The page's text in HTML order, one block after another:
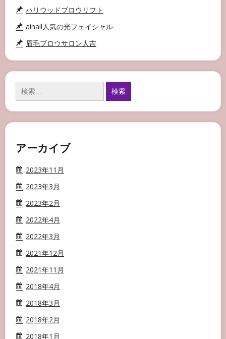
ハリウッドブロウリフト
ainail人気の光フェイシャル
眉毛ブロウサロン人吉
検
索:
アーカイブ
2023年11月
2023年3月
2023年2月
2022年4月
2022年3月
2021年12月
2021年11月
2018年4月
2018年3月
2018年2月
2018年1月